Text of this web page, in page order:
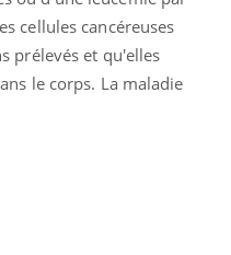
cellules cancéreuses
prélevés et qu'elles
le corps. La maladie